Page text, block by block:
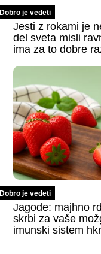
Dobro je vedeti
Jesti z rokami je
del sveta misli
ima za to dobre
Dobro je vedeti
Jagode: majhno
skrbi za vaše
imunski sistem